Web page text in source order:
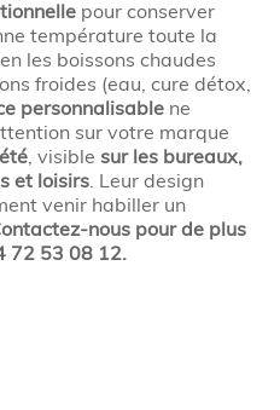
pour conserver
température toute la
les boissons chaudes
froides (eau, cure détox,
personnalisable ne
sur votre marque
, visible sur les bureaux,
et loisirs. Leur design
venir habiller un
nous pour de plus
72 53 08 12.